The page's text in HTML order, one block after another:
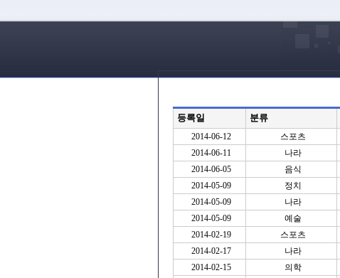
등록일 분류
2014-06-12 스포츠
2014-06-11
나라
2014-06-05
음식
2014-05-09
정치
2014-05-09
나라
2014-05-09
예술
2014-02-19
스포츠
2014-02-17
나라
2014-02-15
의학